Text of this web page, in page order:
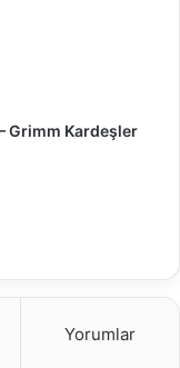
Grimm Kardeşler
Yorumlar